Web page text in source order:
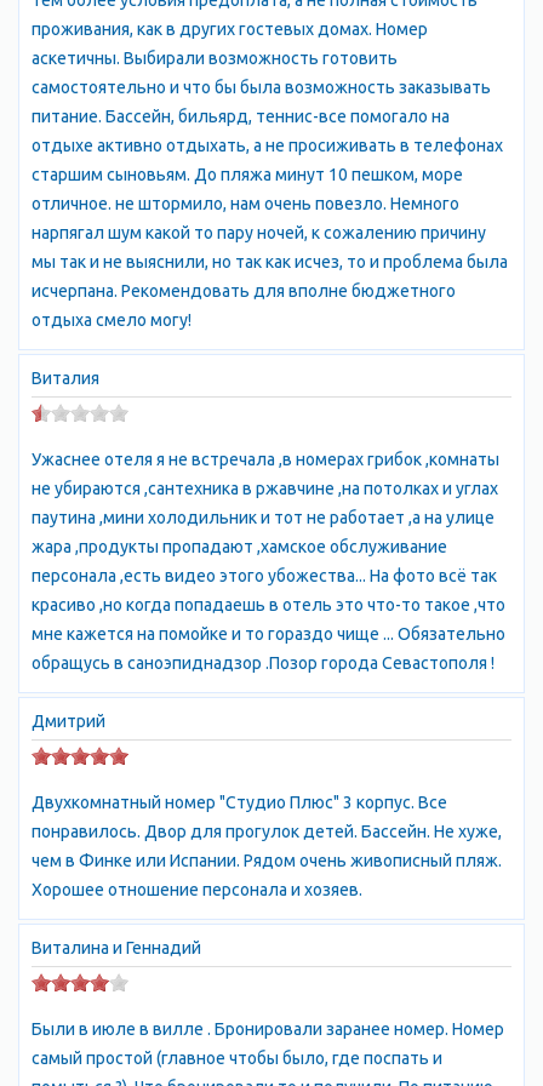
панорама «Оборона Севастополя 1854—1855 годов», диорама
«Штурм Сапун-горы 7 мая 1944 года».
Желающие окунуться в подводный мир Севастополя могут
посмотреть адреса и телефоны Дайвинг-клубов. Любители
активного отдыха могут совершить увлекательные экскурсии
по гротам Балаклавы.
Панорама Херсонеса в Севастополе Античный и
средневековый Херсонес в Севастополе
Незабываемые впечатление на долгое время оставляют
посещения пещерных городов. До ближайшего пещерного
города Челтер-Мармара из Севастополя можно добраться
рейсовым автобусом 40 или 109, отправляющимся с конечной
остановки 5 км балаклавского шоссе.
Расписание движения поездов Севастополя приведено на
странице жд вокзала.
Пансионаты и гостиницы Севастополя представлены на
странице Пансионаты. Предложения жилья в частном секторе
Севастополя от собственника с указанием цен 2014 можно
найти на доске объявлений Сдать жилье.
Согласно переписи населения Украины 2001 года население
территории Севастопольского района составляло 377.2 тысяч
человек, сельское население — 21.4 тысячи человек.
Графская пристань в Севастополе Один из львов на графской
пристани Севастополя
По национальному составу населения Севастополь был
городом с наивысшей долей русских среди всех украинских
городов. Русские составляли 71.6%, украинцы — 22.4%,
белорусы — 1.6%, татары — 0.7%, крымские татары — 0.5%,
азербайджанцы — 0.2%.
Климат Севастополя
имеет свои особенности в двух микроклиматических
подзонах:
проживания, как в других гостевых домах. Номер
аскетичны. Выбирали возможность готовить
самостоятельно и что бы была возможность заказывать
питание. Бассейн, бильярд, теннис-все помогало на
отдыхе активно отдыхать, а не просиживать в телефонах
старшим сыновьям. До пляжа минут 10 пешком, море
отличное. не штормило, нам очень повезло. Немного
нарпягал шум какой то пару ночей, к сожалению причину
мы так и не выяснили, но так как исчез, то и проблема была
исчерпана. Рекомендовать для вполне бюджетного
отдыха смело могу!
Виталия
Ужаснее отеля я не встречала ,в номерах грибок ,комнаты
не убираются ,сантехника в ржавчине ,на потолках и углах
паутина ,мини холодильник и тот не работает ,а на улице
жара ,продукты пропадают ,хамское обслуживание
персонала ,есть видео этого убожества... На фото всё так
красиво ,но когда попадаешь в отель это что-то такое ,что
мне кажется на помойке и то гораздо чище ... Обязательно
обращусь в саноэпиднадзор .Позор города Севастополя !
Дмитрий
Двухкомнатный номер "Студио Плюс" 3 корпус. Все
понравилось. Двор для прогулок детей. Бассейн. Не хуже,
чем в Финке или Испании. Рядом очень живописный пляж.
Хорошее отношение персонала и хозяев.
Виталина и Геннадий
Были в июле в вилле . Бронировали заранее номер. Номер
самый простой (главное чтобы было, где поспать и